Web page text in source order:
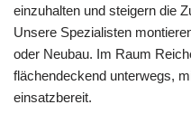
einzuhalten und steigern die
Unsere Spezialisten
oder Neubau. Im Raum
flächendeckend unterwegs,
einsatzbereit.